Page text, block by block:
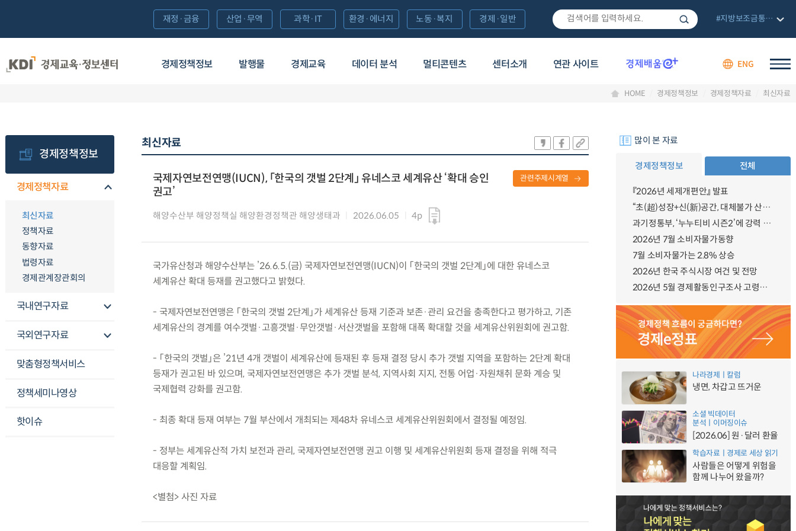
경제정책정보 발행물 경제교육 데이터 분석 멀티콘텐츠 센터소개 연관 사이트 ENG
재정·금융 산업·무역 과학·IT 환경·에너지 노동·복지 경제·일반 #지방보조금통합관리망
HOME 경제정책정보 경제정책자료 최신자료
경제정책정보
경제정책자료
최신자료
정책자료
동향자료
법령자료
경제관계장관회의
국내연구자료
국외연구자료
맞춤형정책서비스
정책세미나영상
핫이슈
최신자료
국제자연보전연맹(IUCN), 「한국의 갯벌 2단계」 유네스코 세계유산 ‘확대 승인
권고’
해양수산부 해양정책실 해양환경정책관 해양생태과 2026.06.05 4p
관련주제시계열
국가유산청과 해양수산부는 ’26.6.5.(금) 국제자연보전연맹(IUCN)이 「한국의 갯벌 2단계」에 대한 유네스코
세계유산 확대 등재를 권고했다고 밝혔다.
- 국제자연보전연맹은 「한국의 갯벌 2단계」가 세계유산 등재 기준과 보존·관리 요건을 충족한다고 평가하고, 기존
세계유산의 경계를 여수갯벌·고흥갯벌·무안갯벌·서산갯벌을 포함해 대폭 확대할 것을 세계유산위원회에 권고함.
- 「한국의 갯벌」은 ’21년 4개 갯벌이 세계유산에 등재된 후 등재 결정 당시 추가 갯벌 지역을 포함하는 2단계 확대
등재가 권고된 바 있으며, 국제자연보전연맹은 추가 갯벌 분석, 지역사회 지지, 전통 어업·자원채취 문화 계승 및
국제협력 강화를 권고함.
- 최종 확대 등재 여부는 7월 부산에서 개최되는 제48차 유네스코 세계유산위원회에서 결정될 예정임.
- 정부는 세계유산적 가치 보전과 관리, 국제자연보전연맹 권고 이행 및 세계유산위원회 등재 결정을 위해 적극
대응할 계획임.
<별첨> 사진 자료
많이 본 자료
경제정책정보 전체
『2026년 세제개편안』 발표
“초(超)성장+신(新)공간, 대체불가 산업강국”
과기정통부, ‘누누티비 시즌2’에 강력 대응 의지 밝혀
2026년 7월 소비자물가동향
7월 소비자물가는 2.8% 상승
2026년 한국 주식시장 여건 및 전망
2026년 5월 경제활동인구조사 고령층 부가조사 결과
나라경제ㅣ칼럼
냉면, 차갑고 뜨거운
소셜 빅데이터
분석ㅣ이머징이슈
[2026.06] 원·달러 환율
학습자료ㅣ경제로 세상 읽기
사람들은 어떻게 위험을
함께 나누어 왔을까?